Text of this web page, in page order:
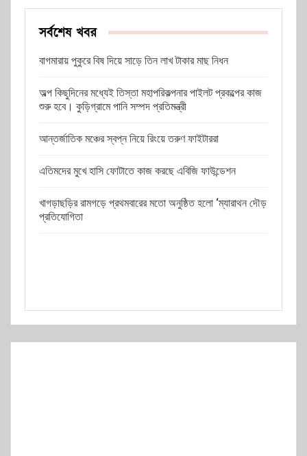
সর্বশেষ খবর
বাগমারায় পুকুরে বিষ দিয়ে সাড়ে তিন লাখ টাকার মাছ নিধন
অল্প কিছুদিনের মধ্যেই তিস্তা মহাপরিকল্পনার পাইলট প্রকল্পের কাজ
শুরু হবে। কুড়িগ্রামে পানি সম্পদ প্রতিমন্ত্রী
আন্তর্জাতিক মঞ্চের স্বপ্ন নিয়ে রিংয়ে তরুণ ফাইটাররা
এতিমদের মুখে হাসি ফোটাতে কাজ করছে এবিজি ফাউন্ডেশন
খাগড়াছড়ির রামগড়ে প্রথমবারের মতো অনুষ্ঠিত হলো ‘ম্যারাথন দৌড়
প্রতিযোগিতা